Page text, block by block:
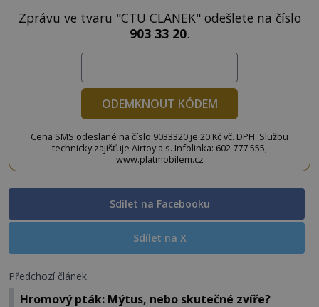
Zprávu ve tvaru "CTU CLANEK" odešlete na číslo
903 33 20.
ODEMKNOUT KÓDEM
Cena SMS odeslané na číslo 9033320 je 20 Kč vč. DPH. Službu
technicky zajišťuje Airtoy a.s. Infolinka: 602 777 555,
www.platmobilem.cz
Sdílet na Facebooku
Sdílet na X
Předchozí článek
Hromový pták: Mýtus, nebo skutečné zvíře?